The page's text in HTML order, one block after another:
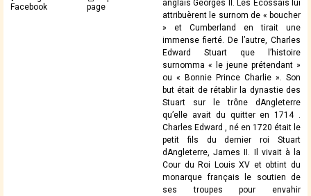
Facebook
page
anglais Georges II. Les Écossais lui
attribuèrent le surnom de « boucher
» et Cumberland en tirait une
immense fierté. De l’autre, Charles
Edward Stuart que l’histoire
surnomma « le jeune prétendant »
ou « Bonnie Prince Charlie ». Son
but était de rétablir la dynastie des
Stuart sur le trône dAngleterre
qu’elle avait du quitter en 1714 .
Charles Edward , né en 1720 était le
petit fils du dernier roi Stuart
dAngleterre, James II. Il vivait à la
Cour du Roi Louis XV et obtint du
monarque français le soutien de
ses troupes pour envahir